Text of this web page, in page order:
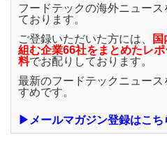
フードテックの海外ニュー
ております。
ご登録いただいた方には、
組む企業66社をまとめたレ
料でお配りしております。
最新のフードテックニュー
すめです。
▶メールマガジン登録はこち